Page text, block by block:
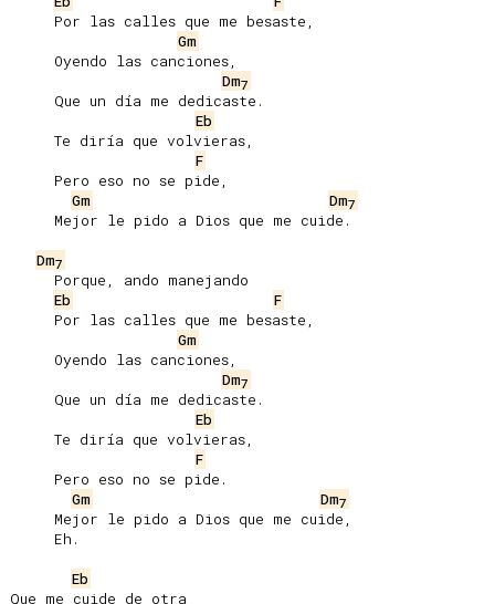
Gm
Dm7
Eb
F
Gm
Dm7
Dm7
Eb
F
Gm
Dm7
Eb
F
Gm
Dm7
Eb
Que me cuide de otra